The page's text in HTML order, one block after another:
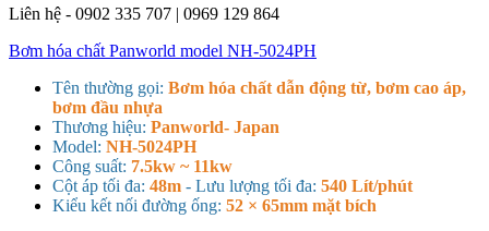
Liên hệ - 0902 335 707 | 0969 129 864
Bơm hóa chất Panworld model NH-5024PH
Tên thường gọi: Bơm hóa chất dẫn động từ, bơm cao áp,
bơm đầu nhựa
Thương hiệu: Panworld- Japan
Model: NH-5024PH
Công suất: 7.5kw ~ 11kw
Cột áp tối đa: 48m - Lưu lượng tối đa: 540 Lít/phút
Kiểu kết nối đường ống: 52 × 65mm mặt bích